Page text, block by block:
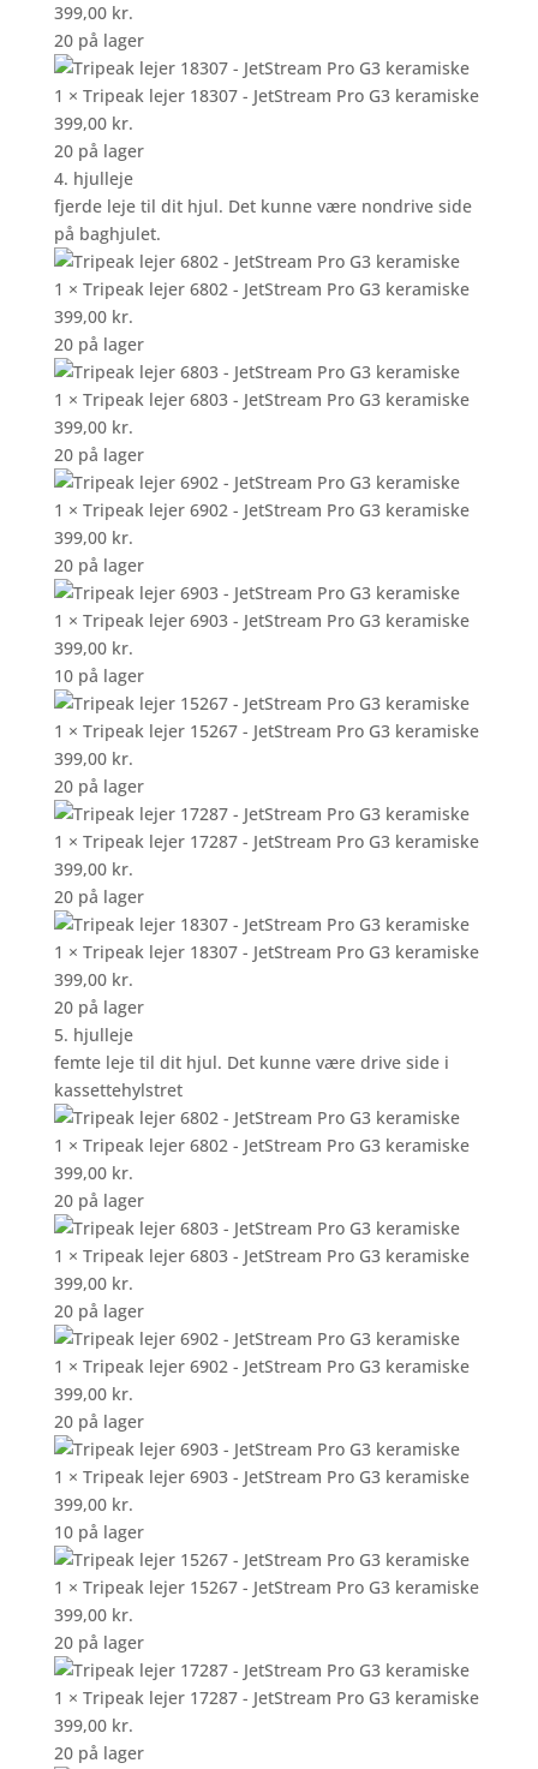
399,00 kr.
20 på lager
1 × Tripeak lejer 18307 - JetStream Pro G3 keramiske
399,00 kr.
20 på lager
4. hjulleje
fjerde leje til dit hjul. Det kunne være nondrive side
på baghjulet.
1 × Tripeak lejer 6802 - JetStream Pro G3 keramiske
399,00 kr.
20 på lager
1 × Tripeak lejer 6803 - JetStream Pro G3 keramiske
399,00 kr.
20 på lager
1 × Tripeak lejer 6902 - JetStream Pro G3 keramiske
399,00 kr.
20 på lager
1 × Tripeak lejer 6903 - JetStream Pro G3 keramiske
399,00 kr.
10 på lager
1 × Tripeak lejer 15267 - JetStream Pro G3 keramiske
399,00 kr.
20 på lager
1 × Tripeak lejer 17287 - JetStream Pro G3 keramiske
399,00 kr.
20 på lager
1 × Tripeak lejer 18307 - JetStream Pro G3 keramiske
399,00 kr.
20 på lager
5. hjulleje
femte leje til dit hjul. Det kunne være drive side i
kassettehylstret
1 × Tripeak lejer 6802 - JetStream Pro G3 keramiske
399,00 kr.
20 på lager
1 × Tripeak lejer 6803 - JetStream Pro G3 keramiske
399,00 kr.
20 på lager
1 × Tripeak lejer 6902 - JetStream Pro G3 keramiske
399,00 kr.
20 på lager
1 × Tripeak lejer 6903 - JetStream Pro G3 keramiske
399,00 kr.
10 på lager
1 × Tripeak lejer 15267 - JetStream Pro G3 keramiske
399,00 kr.
20 på lager
1 × Tripeak lejer 17287 - JetStream Pro G3 keramiske
399,00 kr.
20 på lager